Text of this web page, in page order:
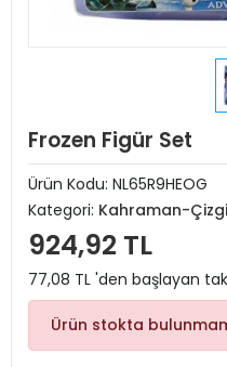
Frozen Figür Set
Ürün Kodu: NL65R9HEOG
Kategori: Kahraman-
924,92 TL
77,08 TL 'den başlayan
Ürün stokta